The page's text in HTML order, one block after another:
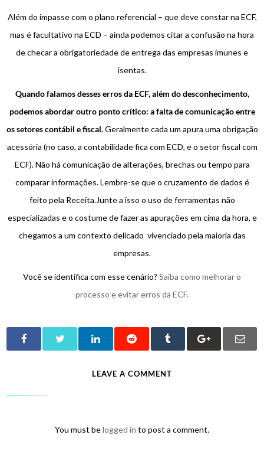
Além do impasse com o plano referencial – que deve constar na ECF,
mas é facultativo na ECD – ainda podemos citar a confusão na hora
de checar a obrigatoriedade de entrega das empresas imunes e
isentas.
Quando falamos desses erros da ECF, além do desconhecimento,
podemos abordar outro ponto crítico: a falta de comunicação entre
os setores contábil e fiscal.Geralmente cada um apura uma obrigação
acessória (no caso, a contabilidade fica com ECD, e o setor fiscal com
ECF). Não há comunicação de alterações, brechas ou tempo para
comparar informações. Lembre-se que o cruzamento de dados é
feito pela Receita.Junte a isso o uso de ferramentas não
especializadas e o costume de fazer as apurações em cima da hora, e
chegamos a um contexto delicado vivenciado pela maioria das
empresas.
Você se identifica com esse cenário? Saiba como melhorar o
processo e evitar erros da ECF.
LEAVE A COMMENT
You must belogged in to post a comment.